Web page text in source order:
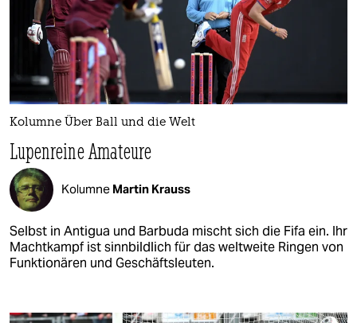
Kolumne Über Ball und die Welt
Lupenreine Amateure
Kolumne Martin Krauss
Selbst in Antigua und Barbuda mischt sich die Fifa ein. Ihr
Machtkampf ist sinnbildlich für das weltweite Ringen von
Funktionären und Geschäftsleuten.